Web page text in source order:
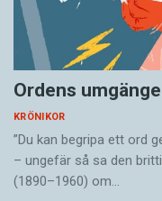
Ordens
KRÖNIKOR
”Du kan begripa ett ord
– ungefär så sa den
(1890–1960) om…